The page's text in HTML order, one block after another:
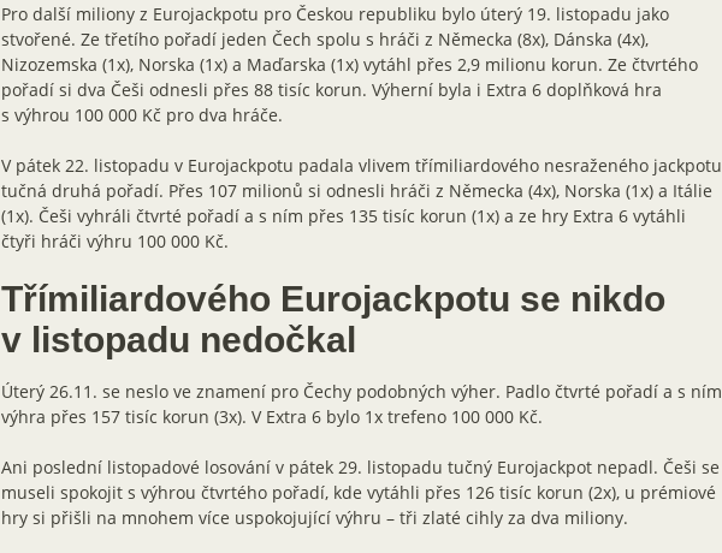
Pro další miliony z Eurojackpotu pro Českou republiku bylo úterý 19. listopadu jako
stvořené. Ze třetího pořadí jeden Čech spolu s hráči z Německa (8x), Dánska (4x),
Nizozemska (1x), Norska (1x) a Maďarska (1x) vytáhl přes 2,9 milionu korun. Ze čtvrtého
pořadí si dva Češi odnesli přes 88 tisíc korun. Výherní byla i Extra 6 doplňková hra
s výhrou 100 000 Kč pro dva hráče.
V pátek 22. listopadu v Eurojackpotu padala vlivem třímiliardového nesraženého jackpotu
tučná druhá pořadí. Přes 107 milionů si odnesli hráči z Německa (4x), Norska (1x) a Itálie
(1x). Češi vyhráli čtvrté pořadí a s ním přes 135 tisíc korun (1x) a ze hry Extra 6 vytáhli
čtyři hráči výhru 100 000 Kč.
Třímiliardového Eurojackpotu se nikdo
v listopadu nedočkal
Úterý 26.11. se neslo ve znamení pro Čechy podobných výher. Padlo čtvrté pořadí a s ním
výhra přes 157 tisíc korun (3x). V Extra 6 bylo 1x trefeno 100 000 Kč.
Ani poslední listopadové losování v pátek 29. listopadu tučný Eurojackpot nepadl. Češi se
museli spokojit s výhrou čtvrtého pořadí, kde vytáhli přes 126 tisíc korun (2x), u prémiové
hry si přišli na mnohem více uspokojující výhru – tři zlaté cihly za dva miliony.